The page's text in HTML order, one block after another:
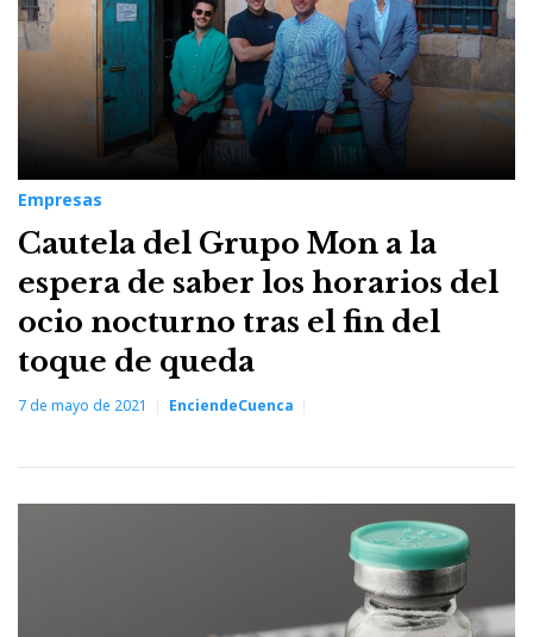
Empresas
Cautela del Grupo Mon a la
espera de saber los horarios del
ocio nocturno tras el fin del
toque de queda
7 de mayo de 2021 EnciendeCuenca